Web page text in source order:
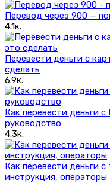
Перевод через 900 —
4.1к.
Перевести деньги с
сделать
6.9к.
Как перевести деньги
руководство
4.3к.
Как перевести деньги
инструкция, операторы